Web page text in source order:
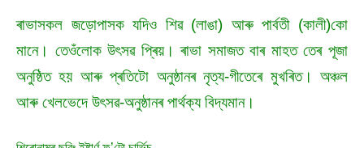
ৰাভাসকল জড়োপাসক যদিও শিৱ (লাঙা) আৰু পাৰ্বতী (কালী)কো
মানে। তেওঁলোক উৎসৱ প্ৰিয়। ৰাভা সমাজত বাৰ মাহত তেৰ পূজা
অনুষ্ঠিত হয় আৰু প্ৰতিটো অনুষ্ঠানৰ নৃত্য-গীতেৰে মুখৰিত। অঞ্চল
আৰু খেলভেদে উৎসৱ-অনুষ্ঠানৰ পাৰ্থক্য বিদ্যমান।